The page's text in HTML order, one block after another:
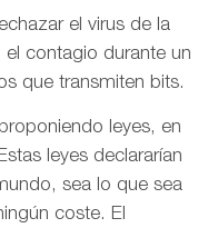
el virus de la
contagio durante un
que transmiten bits.
leyes, en
leyes declararían
sea lo que sea
coste. El